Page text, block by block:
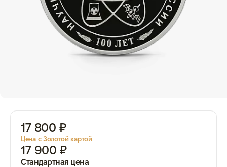
17 800 ₽
Цена с Золотой картой
17 900 ₽
Стандартная цена